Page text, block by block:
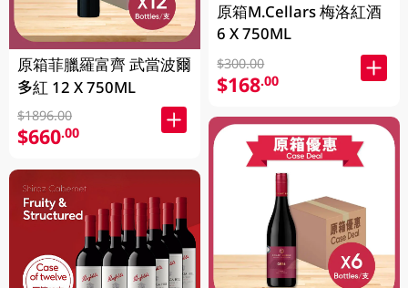
原箱菲臘羅富齊 武當波爾
多紅 12 X 750ML
$1896.00
$660.00
原箱M.Cellars 梅洛紅酒
6 X 750ML
$300.00
$168.00